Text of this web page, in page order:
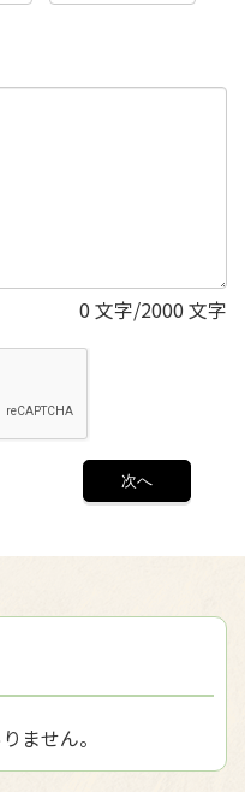
0 文字/2000 文字
ません。